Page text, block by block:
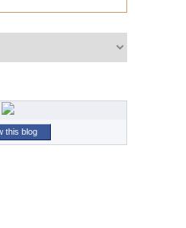
this blog